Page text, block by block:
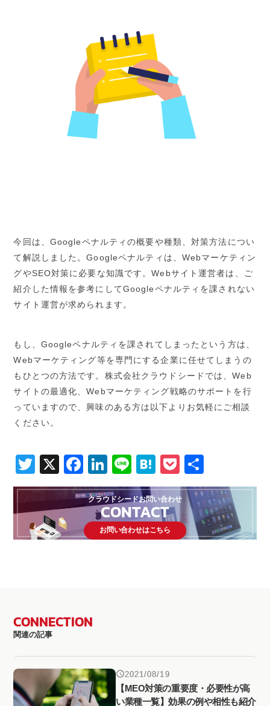
今回は、Googleペナルティの概要や種類、対策方法につい
て解説しました。Googleペナルティは、Webマーケティン
グやSEO対策に必要な知識です。Webサイト運営者は、ご
紹介した情報を参考にしてGoogleペナルティを課されない
サイト運営が求められます。
もし、Googleペナルティを課されてしまったという方は、
Webマーケティング等を専門にする企業に任せてしまうの
もひとつの方法です。株式会社クラウドシードでは、Web
サイトの最適化、Webマーケティング戦略のサポートを行
っていますので、興味のある方は以下よりお気軽にご相談
ください。
Twitter
X Facebook
LinkedIn
LineHatenaPocket
有
クラウドシードお問い合わせ
CONTACT
お問い合わせはこちら
CONNECTION
関連の記事
2021/08/19
【MEO対策の重要度・必要性が高
い業種一覧】効果の例や相性も紹介